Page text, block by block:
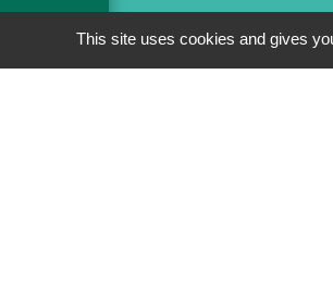
This site uses cookies and gives